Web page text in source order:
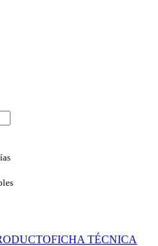
FICHA TÉCNICA